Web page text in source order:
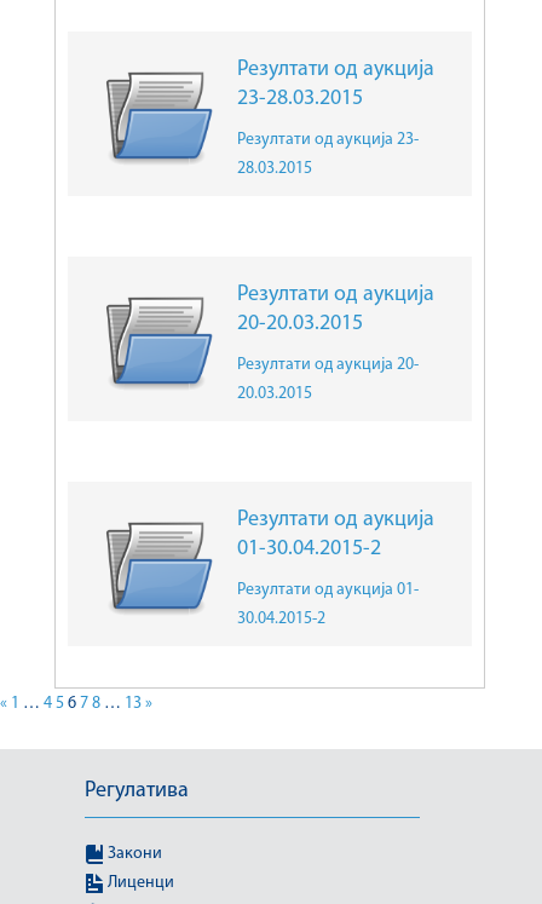
Резултати од аукција
23-28.03.2015
Резултати од аукција 23-
28.03.2015
Резултати од аукција
20-20.03.2015
Резултати од аукција 20-
20.03.2015
Резултати од аукција
01-30.04.2015-2
Резултати од аукција 01-
30.04.2015-2
« 1 … 4 5 6 7 8 … 13 »
Регулатива
Закони
Лиценци